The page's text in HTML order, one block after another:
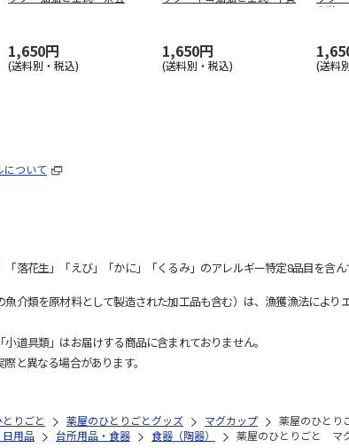
1,650円
(送料別・税込)
1,650円
(送料別・税込)
衣装
(送料
について
落花生」「えび」「かに」「くるみ」のアレルギー特定8品目を含ん
介類を原材料として製造された加工品も含む）は、漁獲漁法によ
道具類」はお届けする商品に含まれておりません。
と異なる場合があります。
りごと 薬屋のひとりごとグッズ マグカップ
薬屋のひとり
用品 台所用品・食器 食器（陶器） 薬屋のひとりごと マ